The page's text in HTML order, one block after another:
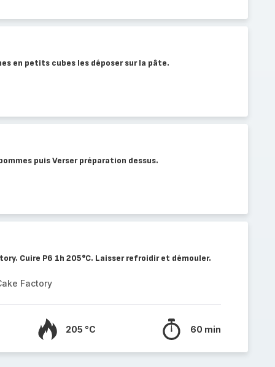
en petits cubes les déposer sur la pâte.
puis Verser préparation dessus.
Cuire P6 1h 205°C. Laisser refroidir et démouler.
Factory
205 °C 60 min